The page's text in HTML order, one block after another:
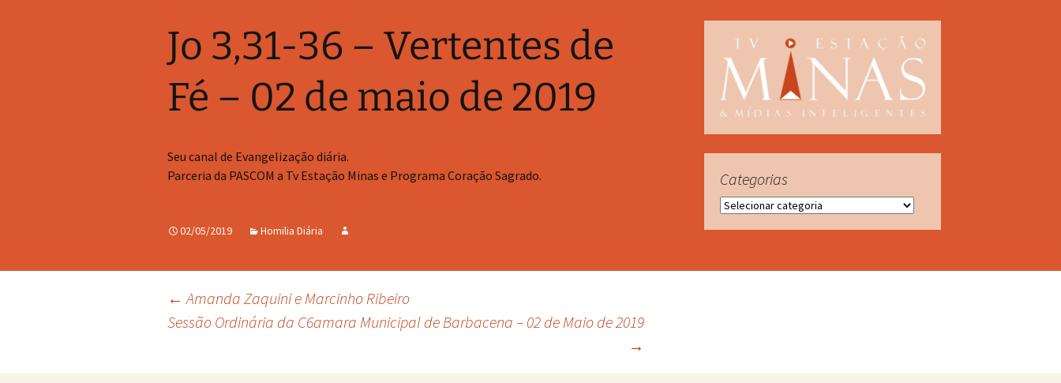
Jo 3,31-36 – Vertentes de
Fé – 02 de maio de 2019
Seu canal de Evangelização diária.
Parceria da PASCOM a Tv Estação Minas e Programa Coração Sagrado.
02/05/2019 Homilia Diária
Navegação
← Amanda Zaquini e Marcinho Ribeiro
Sessão Ordinária da C6amara Municipal de Barbacena – 02 de Maio de 2019
→
Categorias
Categorias